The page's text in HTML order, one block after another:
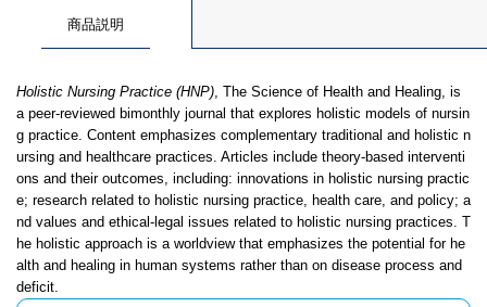
商品説明
Holistic Nursing Practice (HNP), The Science of Health and Healing, is
a peer-reviewed bimonthly journal that explores holistic models of nursin
g practice. Content emphasizes complementary traditional and holistic n
ursing and healthcare practices. Articles include theory-based interventi
ons and their outcomes, including: innovations in holistic nursing practic
e; research related to holistic nursing practice, health care, and policy; a
nd values and ethical-legal issues related to holistic nursing practices. T
he holistic approach is a worldview that emphasizes the potential for he
alth and healing in human systems rather than on disease process and
deficit.